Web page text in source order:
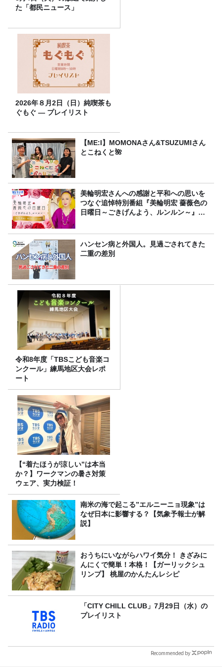
た「都民ニュース」
2026年８月2日（日）純喫茶も
ぐもぐ ― プレイリスト
【ME:I】MOMONAさん&TSUZUMIさん
とこねくと🌺
美輪明宏さんへの感謝と平和への思いを
つなぐ追悼特別番組『美輪明宏 薔薇色の
日曜日～ごきげんよう、ルンルン～』
ハンセン病と外国人。見過ごされてきた
二重の差別
令和8年度「TBSこども音楽コ
ンクール」練馬地区大会レポ
ート
【“着たほうが涼しい”は本当
か？】ワークマンの暑さ対策
ウェア、実力検証！
南米の海で起こる”エルニーニョ現象”は
なぜ日本に影響する？【気象予報士が解
説】
おうちにいながらハワイ気分！ きざみに
んにくで簡単！本格！【ガーリックシュ
リンプ】 桃屋のかんたんレシピ
「CITY CHILL CLUB」7月29日（水）の
プレイリスト
Recommended by